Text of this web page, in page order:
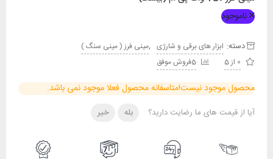
ناموجود
دسته: ابزار های برقی و شارژی ,مینی فرز ( مینی سنگ )
0 از 5
5فروش موفق
محصول موجود نیست!متاسفانه محصول فعلا موجود نمی باشد.
آیا از قیمت های ما رضایت دارید؟ بله خیر